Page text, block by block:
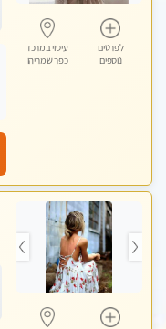
לפרטים
נוספים
עיסוי במרכז
כפר שמריהו